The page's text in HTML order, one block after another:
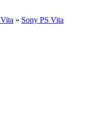
» Sony PS Vita